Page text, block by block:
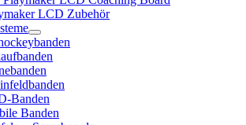
LCD Zubehör
Banden
Banden